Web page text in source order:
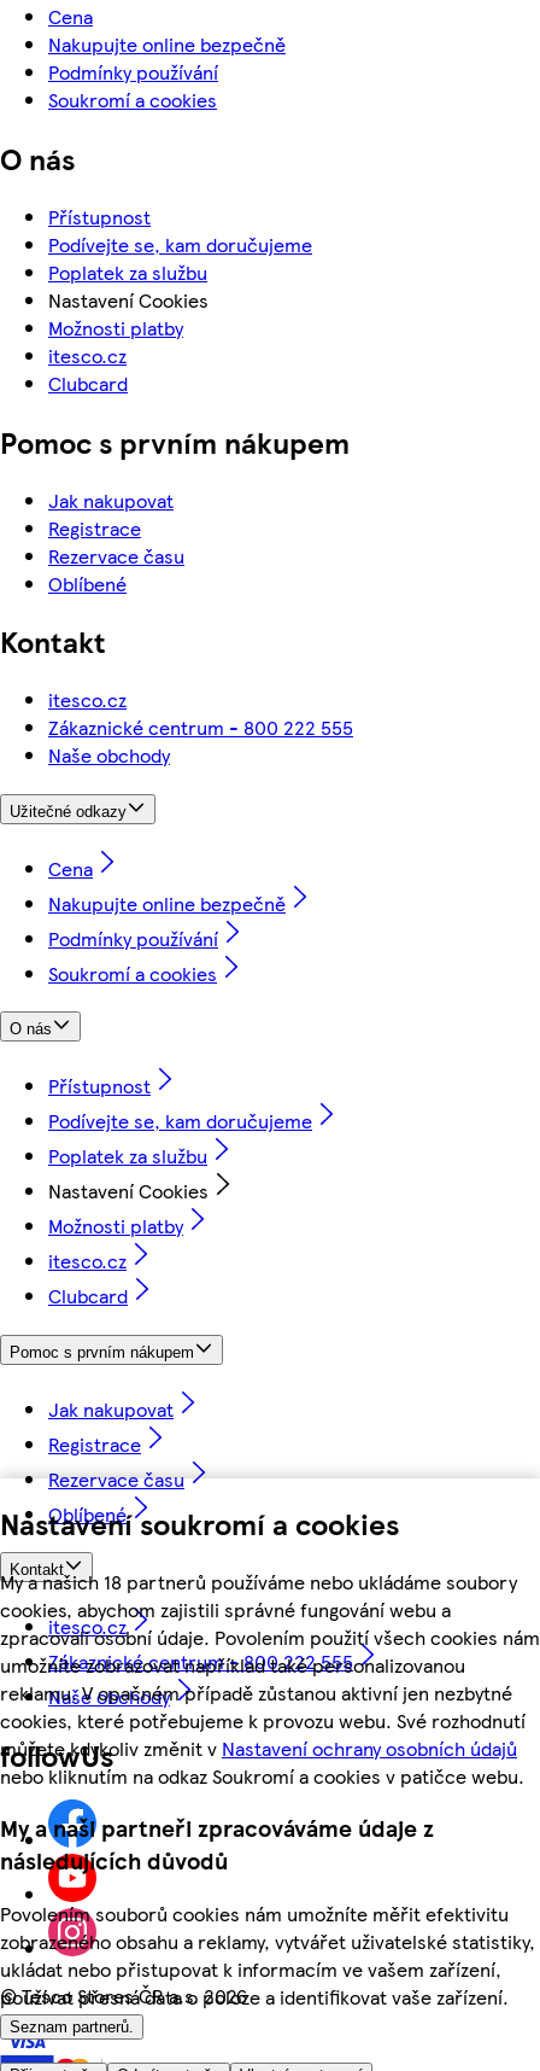
Nastavení soukromí a cookies
My a našich 18 partnerů používáme nebo ukládáme soubory
cookies, abychom zajistili správné fungování webu a
zpracovali osobní údaje. Povolením použití všech cookies nám
umožníte zobrazovat například také personalizovanou
reklamu. V opačném případě zůstanou aktivní jen nezbytné
cookies, které potřebujeme k provozu webu. Své rozhodnutí
můžete kdykoliv změnit v Nastavení ochrany osobních údajů
nebo kliknutím na odkaz Soukromí a cookies v patičce webu.
My a naši partneři zpracováváme údaje z
následujících důvodů
Povolením souborů cookies nám umožníte měřit efektivitu
zobrazeného obsahu a reklamy, vytvářet uživatelské statistiky,
ukládat nebo přistupovat k informacím ve vašem zařízení,
používat přesná data o poloze a identifikovat vaše zařízení.
Seznam partnerů.
Cena
Nakupujte online bezpečně
Podmínky používání
Soukromí a cookies
O nás
Přístupnost
Podívejte se, kam doručujeme
Poplatek za službu
Nastavení Cookies
Možnosti platby
itesco.cz
Clubcard
Pomoc s prvním nákupem
Jak nakupovat
Registrace
Rezervace času
Oblíbené
Kontakt
itesco.cz
Zákaznické centrum - 800 222 555
Naše obchody
Užitečné odkazy
Cena
Nakupujte online bezpečně
Podmínky používání
Soukromí a cookies
O nás
Přístupnost
Podívejte se, kam doručujeme
Poplatek za službu
Nastavení Cookies
Možnosti platby
itesco.cz
Clubcard
Pomoc s prvním nákupem
Jak nakupovat
Registrace
Rezervace času
Oblíbené
Kontakt
itesco.cz
Zákaznické centrum - 800 222 555
Naše obchody
followUs
©Tesco Stores ČR a.s. 2026